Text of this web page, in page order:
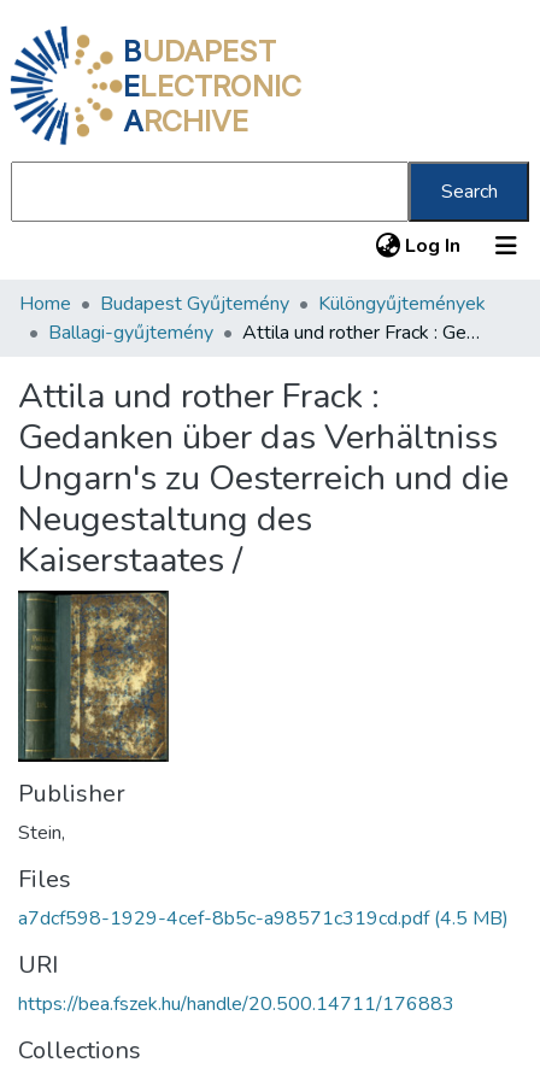
BUDAPEST
ELECTRONIC
ARCHIVE
Search
Log In (current)
Communities & Collections
Statistics
About us
Home Budapest Gyűjtemény
Különgyűjtemények
Ballagi-gyűjtemény
Attila und rother Frack : Gedanken über das Verhältniss Ungarn's zu Oesterreich und die Neugestaltung des Kaiserstaates /
Attila und rother Frack :
Gedanken über das Verhältniss
Ungarn's zu Oesterreich und die
Neugestaltung des
Kaiserstaates /
Publisher
Stein,
Files
a7dcf598-1929-4cef-8b5c-a98571c319cd.pdf(4.5 MB)
URI
https://bea.fszek.hu/handle/20.500.14711/176883
Collections